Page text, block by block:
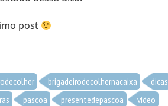
post
brigadeirodecolhernacaixa dicas
pascoa presentedepascoa vídeo